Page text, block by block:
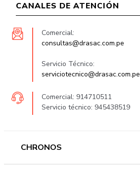
CANALES DE ATENCIÓN
Comercial:
consultas@drasac.com.pe
Servicio Técnico:
serviciotecnico@drasac.com.pe
Comercial: 914710511
Servicio técnico: 945438519
CHRONOS